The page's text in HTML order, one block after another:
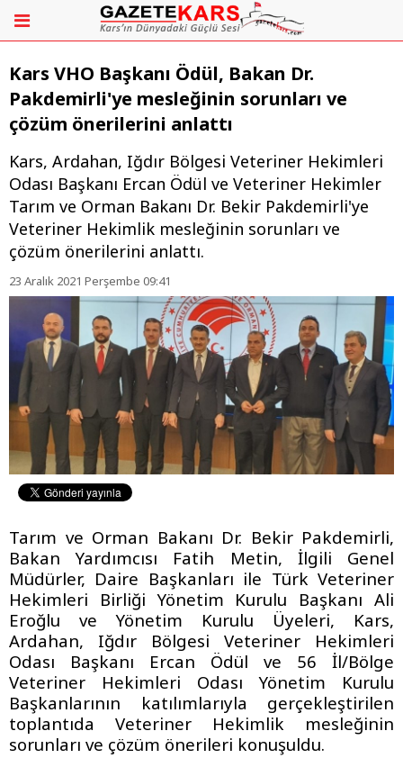
Kars VHO Başkanı Ödül, Bakan Dr.
Pakdemirli'ye mesleğinin sorunları ve
çözüm önerilerini anlattı
Kars, Ardahan, Iğdır Bölgesi Veteriner Hekimleri
Odası Başkanı Ercan Ödül ve Veteriner Hekimler
Tarım ve Orman Bakanı Dr. Bekir Pakdemirli'ye
Veteriner Hekimlik mesleğinin sorunları ve
çözüm önerilerini anlattı.
23 Aralık 2021 Perşembe 09:41
Tarım ve Orman Bakanı Dr. Bekir Pakdemirli,
Bakan Yardımcısı Fatih Metin, İlgili Genel
Müdürler, Daire Başkanları ile Türk Veteriner
Hekimleri Birliği Yönetim Kurulu Başkanı Ali
Eroğlu ve Yönetim Kurulu Üyeleri, Kars,
Ardahan, Iğdır Bölgesi Veteriner Hekimleri
Odası Başkanı Ercan Ödül ve 56 İl/Bölge
Veteriner Hekimleri Odası Yönetim Kurulu
Başkanlarının katılımlarıyla gerçekleştirilen
toplantıda Veteriner Hekimlik mesleğinin
sorunları ve çözüm önerileri konuşuldu.